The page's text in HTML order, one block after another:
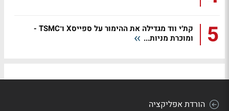
5
קת׳י ווד מגדילה את ההימור על ספייסX ו־TSMC -
ומוכרת מניות...
הורדת אפליקציה